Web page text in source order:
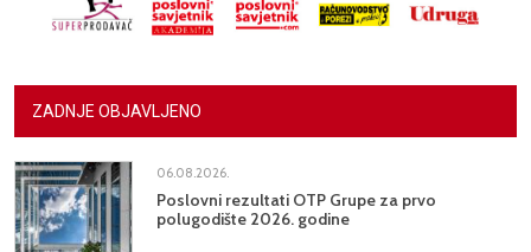
ZADNJE OBJAVLJENO
06.08.2026.
Poslovni rezultati OTP Grupe za prvo
polugodište 2026. godine